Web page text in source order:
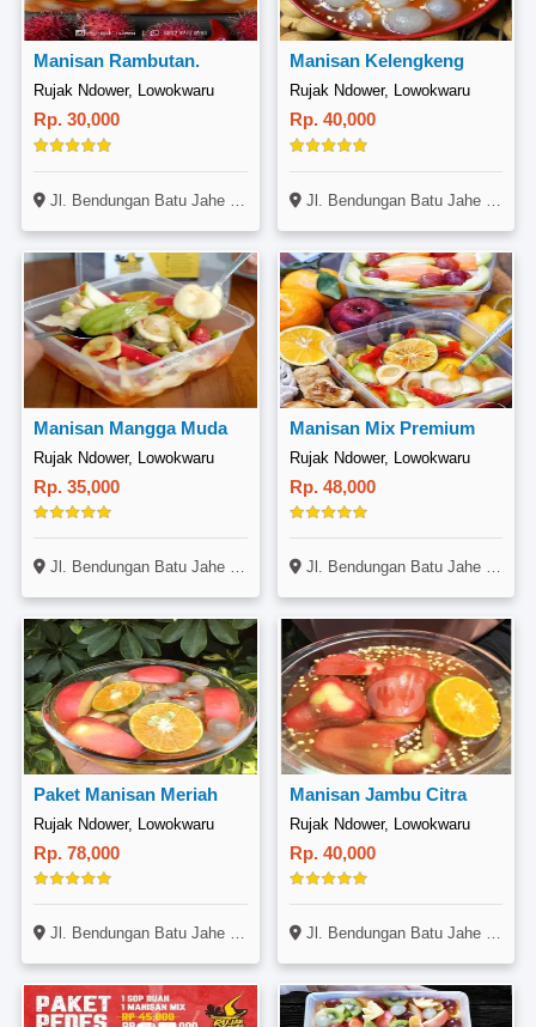
Manisan Rambutan.
Rujak Ndower, Lowokwaru
Rp. 30,000
Jl. Bendungan Batu Jahe No. 11, Lowokwaru, Malang
Manisan Kelengkeng
Rujak Ndower, Lowokwaru
Rp. 40,000
Jl. Bendungan Batu Jahe No. 11, Lowokwaru, Malang
Manisan Mangga Muda
Rujak Ndower, Lowokwaru
Rp. 35,000
Jl. Bendungan Batu Jahe No. 11, Lowokwaru, Malang
Manisan Mix Premium
Rujak Ndower, Lowokwaru
Rp. 48,000
Jl. Bendungan Batu Jahe No. 11, Lowokwaru, Malang
Paket Manisan Meriah
Rujak Ndower, Lowokwaru
Rp. 78,000
Jl. Bendungan Batu Jahe No. 11, Lowokwaru, Malang
Manisan Jambu Citra
Rujak Ndower, Lowokwaru
Rp. 40,000
Jl. Bendungan Batu Jahe No. 11, Lowokwaru, Malang